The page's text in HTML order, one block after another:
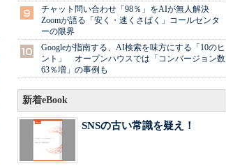
チャット問い合わせ「98％」をAIが無人解決
Zoomが語る「安く・速くさばく」コールセンタ
ーの限界
Googleが指南する、AI検索を味方にする「10のヒ
ント」 オープンハウスでは「コンバージョン数
63％増」の事例も
新着eBook
SNSの古い常識を疑え！